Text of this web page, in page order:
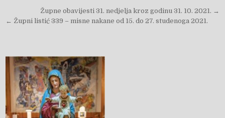
Navigacija objava
Župne obavijesti 31. nedjelja kroz godinu 31. 10. 2021. →
← Župni listić 339 – misne nakane od 15. do 27. studenoga 2021.